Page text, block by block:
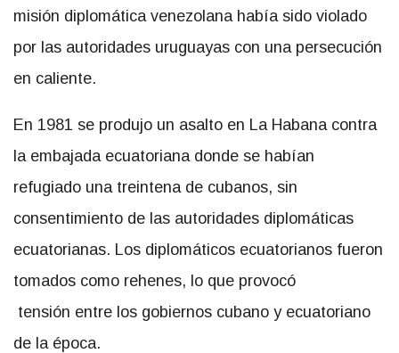
misión diplomática venezolana había sido violado
por las autoridades uruguayas con una persecución
en caliente.
En 1981 se produjo un asalto en La Habana contra
la embajada ecuatoriana donde se habían
refugiado una treintena de cubanos, sin
consentimiento de las autoridades diplomáticas
ecuatorianas. Los diplomáticos ecuatorianos fueron
tomados como rehenes, lo que provocó
tensión entre los gobiernos cubano y ecuatoriano
de la época.